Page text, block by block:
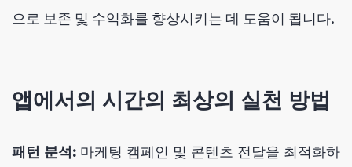
으로 보존 및 수익화를 향상시키는 데 도움이 됩니다.
앱에서의 시간의 최상의 실천 방법
패턴 분석: 마케팅 캠페인 및 콘텐츠 전달을 최적화하